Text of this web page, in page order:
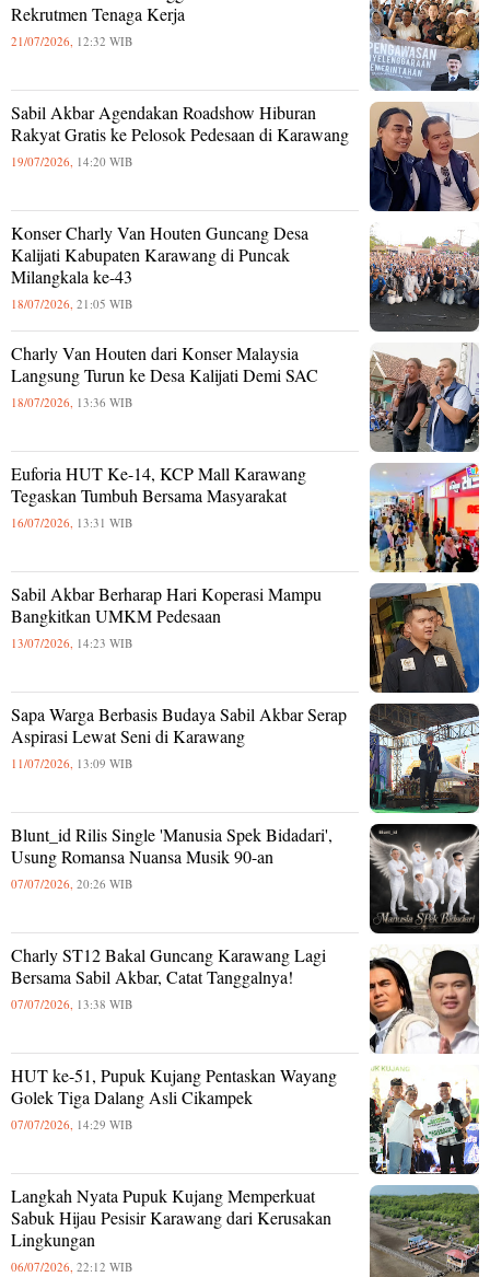
Rekrutmen Tenaga Kerja
21/07/2026, 12:32 WIB
Sabil Akbar Agendakan Roadshow Hiburan
Rakyat Gratis ke Pelosok Pedesaan di Karawang
19/07/2026, 14:20 WIB
Konser Charly Van Houten Guncang Desa
Kalijati Kabupaten Karawang di Puncak
Milangkala ke-43
18/07/2026, 21:05 WIB
Charly Van Houten dari Konser Malaysia
Langsung Turun ke Desa Kalijati Demi SAC
18/07/2026, 13:36 WIB
Euforia HUT Ke-14, KCP Mall Karawang
Tegaskan Tumbuh Bersama Masyarakat
16/07/2026, 13:31 WIB
Sabil Akbar Berharap Hari Koperasi Mampu
Bangkitkan UMKM Pedesaan
13/07/2026, 14:23 WIB
Sapa Warga Berbasis Budaya Sabil Akbar Serap
Aspirasi Lewat Seni di Karawang
11/07/2026, 13:09 WIB
Blunt_id Rilis Single 'Manusia Spek Bidadari',
Usung Romansa Nuansa Musik 90-an
07/07/2026, 20:26 WIB
Charly ST12 Bakal Guncang Karawang Lagi
Bersama Sabil Akbar, Catat Tanggalnya!
07/07/2026, 13:38 WIB
HUT ke-51, Pupuk Kujang Pentaskan Wayang
Golek Tiga Dalang Asli Cikampek
07/07/2026, 14:29 WIB
Langkah Nyata Pupuk Kujang Memperkuat
Sabuk Hijau Pesisir Karawang dari Kerusakan
Lingkungan
06/07/2026, 22:12 WIB